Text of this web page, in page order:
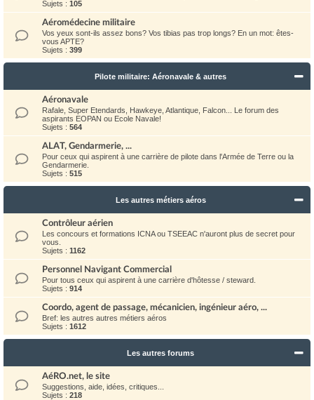
Sujets : 105
Aéromédecine militaire
Vos yeux sont-ils assez bons? Vos tibias pas trop longs? En un mot: êtes-
vous APTE?
Sujets : 399
Pilote militaire: Aéronavale & autres
Aéronavale
Rafale, Super Etendards, Hawkeye, Atlantique, Falcon... Le forum des
aspirants EOPAN ou Ecole Navale!
Sujets : 564
ALAT, Gendarmerie, ...
Pour ceux qui aspirent à une carrière de pilote dans l'Armée de Terre ou la
Gendarmerie.
Sujets : 515
Les autres métiers aéros
Contrôleur aérien
Les concours et formations ICNA ou TSEEAC n'auront plus de secret pour
vous.
Sujets : 1162
Personnel Navigant Commercial
Pour tous ceux qui aspirent à une carrière d'hôtesse / steward.
Sujets : 914
Coordo, agent de passage, mécanicien, ingénieur aéro, ...
Bref: les autres autres métiers aéros
Sujets : 1612
Les autres forums
AéRO.net, le site
Suggestions, aide, idées, critiques...
Sujets : 218